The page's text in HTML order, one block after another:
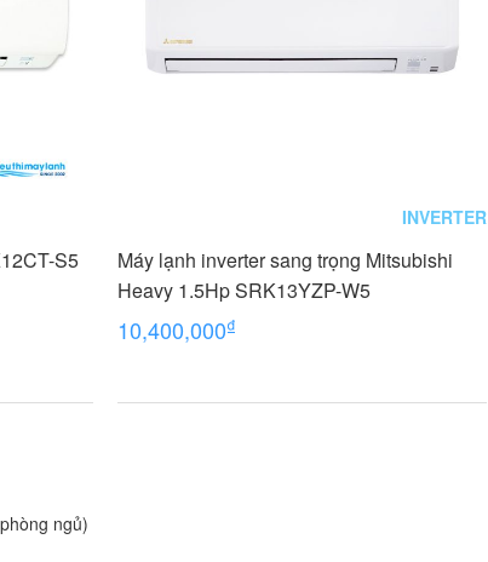
S5
INVERTER
Máy lạnh inverter sang trọng Mitsubishi
Heavy 1.5Hp SRK13YZP-W5
10,400,000₫
ngủ)